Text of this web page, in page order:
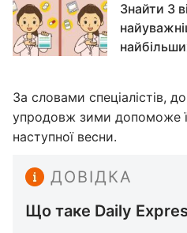
Знайти 3
За словами спеціалістів,
упродовж зими допоможе
наступної весни.
ДОВІДКА
Що таке Daily